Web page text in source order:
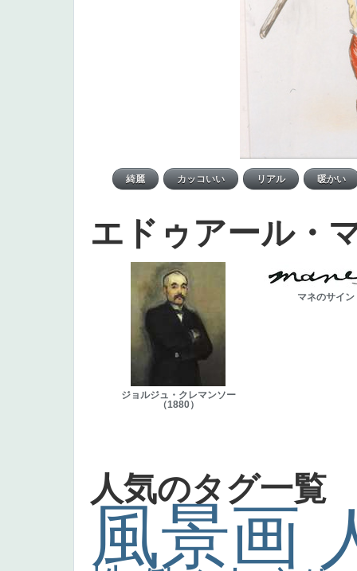
エドゥアール・
ジョルジュ・クレマンソー
（1880）
マネのサイン
人気のタグ一覧
風景画